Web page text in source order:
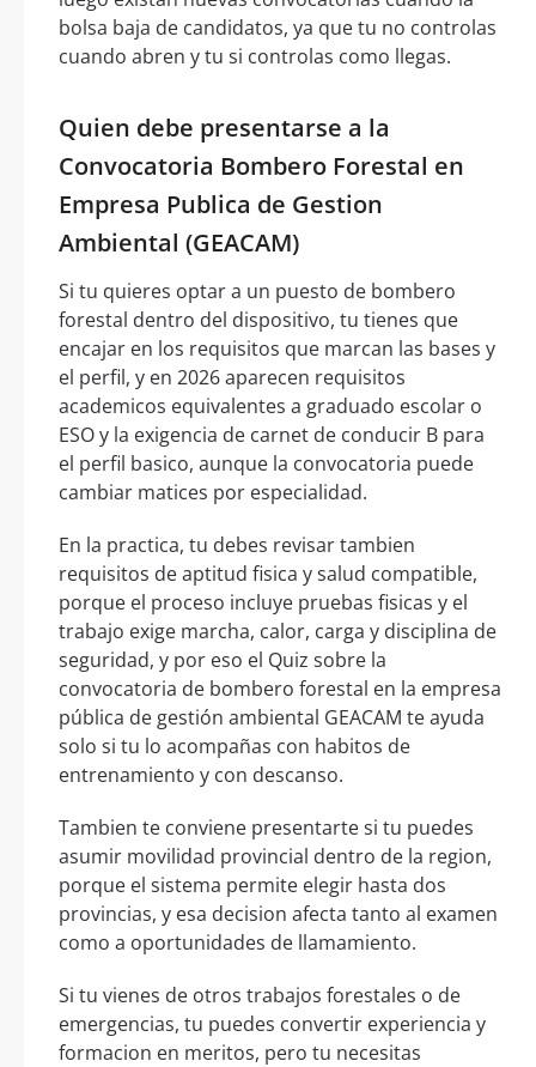
bolsa baja de candidatos, ya que tu no controlas
cuando abren y tu si controlas como llegas.
Quien debe presentarse a la
Convocatoria Bombero Forestal en
Empresa Publica de Gestion
Ambiental (GEACAM)
Si tu quieres optar a un puesto de bombero
forestal dentro del dispositivo, tu tienes que
encajar en los requisitos que marcan las bases y
el perfil, y en 2026 aparecen requisitos
academicos equivalentes a graduado escolar o
ESO y la exigencia de carnet de conducir B para
el perfil basico, aunque la convocatoria puede
cambiar matices por especialidad.
En la practica, tu debes revisar tambien
requisitos de aptitud fisica y salud compatible,
porque el proceso incluye pruebas fisicas y el
trabajo exige marcha, calor, carga y disciplina de
seguridad, y por eso el Quiz sobre la
convocatoria de bombero forestal en la empresa
pública de gestión ambiental GEACAM te ayuda
solo si tu lo acompañas con habitos de
entrenamiento y con descanso.
Tambien te conviene presentarte si tu puedes
asumir movilidad provincial dentro de la region,
porque el sistema permite elegir hasta dos
provincias, y esa decision afecta tanto al examen
como a oportunidades de llamamiento.
Si tu vienes de otros trabajos forestales o de
emergencias, tu puedes convertir experiencia y
formacion en meritos, pero tu necesitas